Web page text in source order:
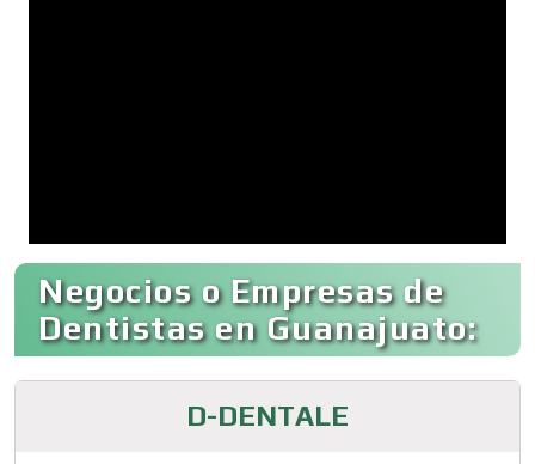
Negocios o Empresas de
Dentistas en Guanajuato:
D-DENTALE